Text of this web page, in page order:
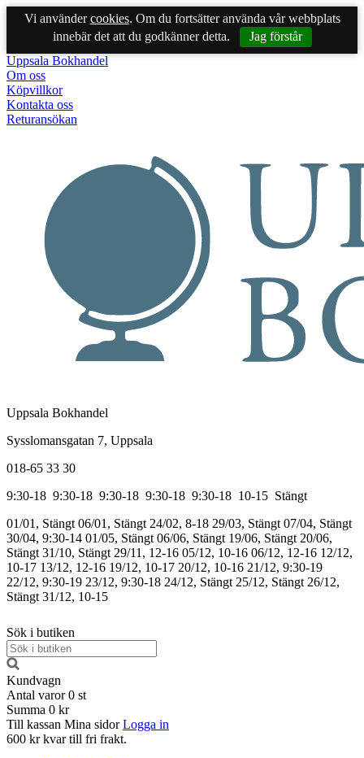
Vi användercookies. Om du fortsätter använda vår webbplats
innebär det att du godkänner detta.
Jag förstår
Uppsala Bokhandel
Om oss
Köpvillkor
Kontakta oss
Returansökan
Uppsala Bokhandel
Sysslomansgatan 7, Uppsala
018-65 33 30
9:30-18 9:30-18 9:30-18 9:30-18 9:30-18 10-15 Stängt
01/01, Stängt 06/01, Stängt 24/02, 8-18 29/03, Stängt 07/04, Stängt
30/04, 9:30-14 01/05, Stängt 06/06, Stängt 19/06, Stängt 20/06,
Stängt 31/10, Stängt 29/11, 12-16 05/12, 10-16 06/12, 12-16 12/12,
10-17 13/12, 12-16 19/12, 10-17 20/12, 10-16 21/12, 9:30-19
22/12, 9:30-19 23/12, 9:30-18 24/12, Stängt 25/12, Stängt 26/12,
Stängt 31/12, 10-15
Sök i butiken
Kundvagn
Antal varor 0 st
Summa 0 kr
Till kassan Mina sidor Logga in
600 kr kvar till fri frakt.